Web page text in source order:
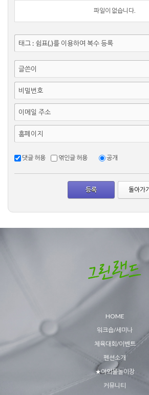
파일이 없습니다.
태그 : 쉼표(,)를 이용하여 복수 등록
글쓴이
비밀번호
이메일 주소
홈페이지
댓글 허용 엮인글 허용 공개
돌아가기
HOME
워크숍/세미나
체육대회/이벤트
펜션소개
★야외물놀이장
커뮤니티